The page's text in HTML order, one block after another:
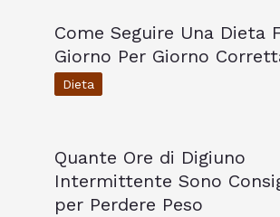
Come Seguire Una Dieta
Giorno Per Giorno
Dieta
Quante Ore di Digiuno
Intermittente Sono
per Perdere Peso